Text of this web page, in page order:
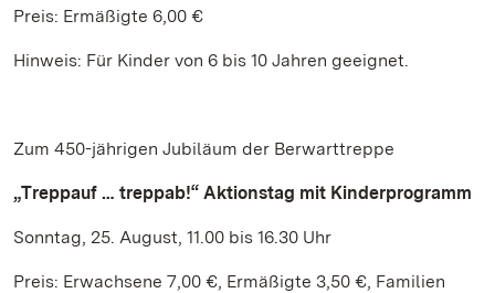
Preis: Ermäßigte 6,00 €
Hinweis: Für Kinder von 6 bis 10 Jahren geeignet.
Zum 450-jährigen Jubiläum der Berwarttreppe
„Treppauf … treppab!“ Aktionstag mit Kinderprogramm
Sonntag, 25. August, 11.00 bis 16.30 Uhr
Preis: Erwachsene 7,00 €, Ermäßigte 3,50 €, Familien